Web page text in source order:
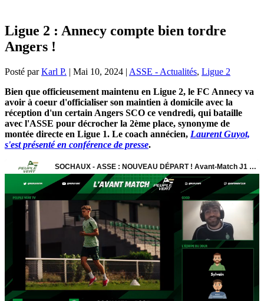
Ligue 2 : Annecy compte bien tordre
Angers !
Posté parKarl P. | Mai 10, 2024 | ASSE - Actualités, Ligue 2
Bien que officieusement maintenu en Ligue 2, le FC Annecy va
avoir à coeur d'officialiser son maintien à domicile avec la
réception d'un certain Angers SCO ce vendredi, qui bataille
avec l'ASSE pour décrocher la 2ème place, synonyme de
montée directe en Ligue 1. Le coach annécien, Laurent Guyot,
s'est présenté en conférence de presse.